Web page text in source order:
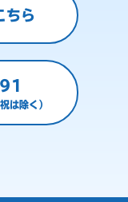
ちら
除く）